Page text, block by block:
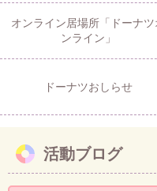
オンライン居場所「ドーナツ
ンライン」
ドーナツおしらせ
活動ブログ